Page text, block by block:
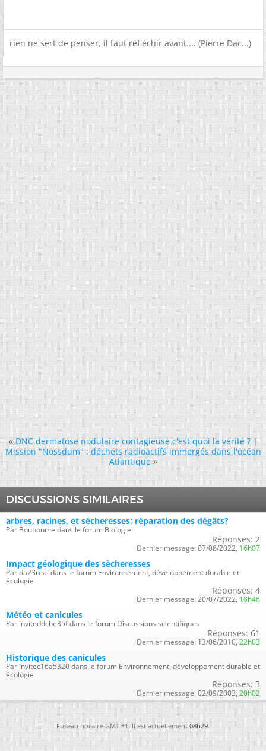
rien ne sert de penser, il faut réfléchir avant.... (Pierre Dac...)
« DNC dermatose nodulaire contagieuse c'est quoi la vérité ?|
Mission "Nossdum" : déchets radioactifs immergés dans l'océan
Atlantique »
DISCUSSIONS SIMILAIRES
arbres, racines, et sécheresses: réparation des dégâts?
Par Bounoume dans le forum Biologie
Réponses: 2
Dernier message: 07/08/2022, 16h07
Impact géologique des sècheresses
Par da23real dans le forum Environnement, développement durable et
écologie
Réponses: 4
Dernier message: 20/07/2022, 18h46
Météo et canicules
Par inviteddcbe35f dans le forum Discussions scientifiques
Réponses: 61
Dernier message: 13/06/2010, 22h03
Historique des canicules
Par invitec16a5320 dans le forum Environnement, développement durable et
écologie
Réponses: 3
Dernier message: 02/09/2003, 20h02
Fuseau horaire GMT +1. Il est actuellement08h29.